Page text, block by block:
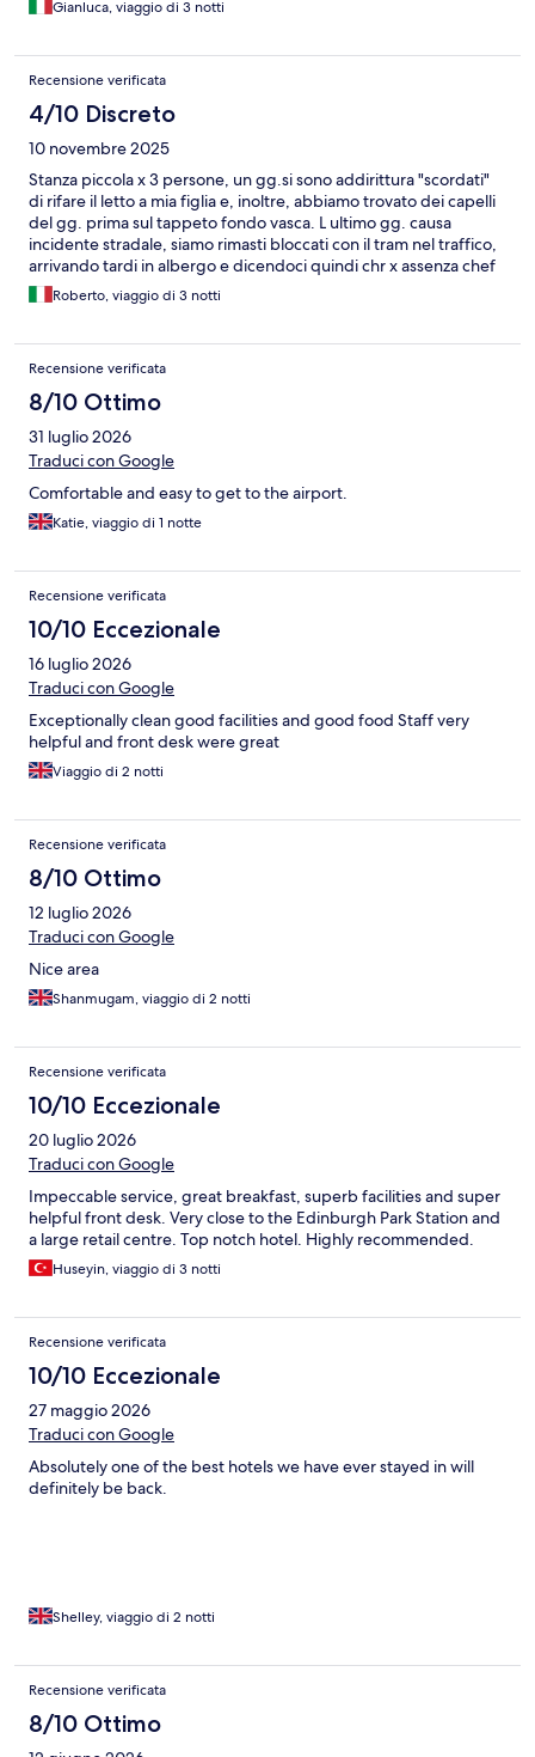
più. Dolce e salato. Albergo super consigliato per chi và a
suoi consigli
Gianluca, viaggio di 3 notti
Recensione verificata
4/10 Discreto
10 novembre 2025
Stanza piccola x 3 persone, un gg.si sono addirittura "scordati"
di rifare il letto a mia figlia e, inoltre, abbiamo trovato dei capelli
del gg. prima sul tappeto fondo vasca. L ultimo gg. causa
incidente stradale, siamo rimasti bloccati con il tram nel traffico,
arrivando tardi in albergo e dicendoci quindi chr x assenza chef
nn lotevano prepararci la colazione della mattina seguente da
portare via......Problem solving pari a 0......Salvo solo la colazione
Roberto, viaggio di 3 notti
Recensione verificata
8/10 Ottimo
31 luglio 2026
Traduci con Google
Comfortable and easy to get to the airport.
Katie, viaggio di 1 notte
Recensione verificata
10/10 Eccezionale
16 luglio 2026
Traduci con Google
Exceptionally clean good facilities and good food Staff very
helpful and front desk were great
Viaggio di 2 notti
Recensione verificata
8/10 Ottimo
12 luglio 2026
Traduci con Google
Nice area
Shanmugam, viaggio di 2 notti
Recensione verificata
10/10 Eccezionale
20 luglio 2026
Traduci con Google
Impeccable service, great breakfast, superb facilities and super
helpful front desk. Very close to the Edinburgh Park Station and
a large retail centre. Top notch hotel. Highly recommended.
Huseyin, viaggio di 3 notti
Recensione verificata
10/10 Eccezionale
27 maggio 2026
Traduci con Google
Absolutely one of the best hotels we have ever stayed in will
definitely be back.
Shelley, viaggio di 2 notti
Recensione verificata
8/10 Ottimo